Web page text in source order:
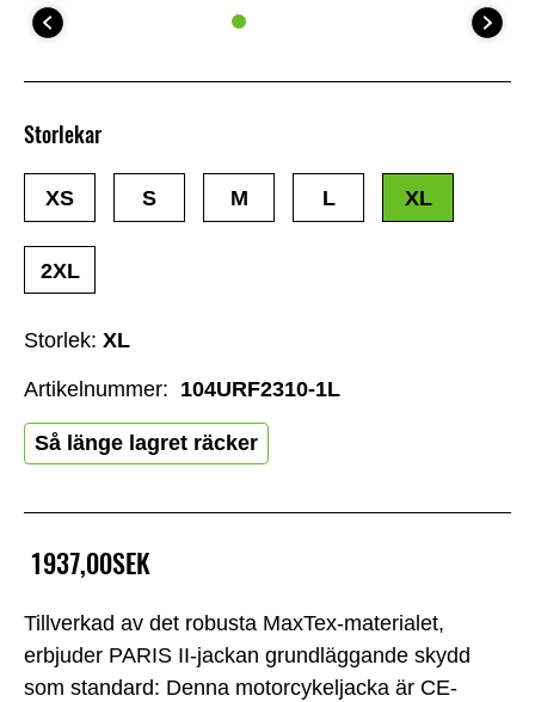
Tillverkad av det robusta MaxTex-materialet,
erbjuder PARIS II-jackan grundläggande skydd
som standard: Denna motorcykeljacka är CE-
1937,00SEK
Storlek: XL
Så länge lagret räcker
Storlekar
XS S M L XL
2XL
Artikelnummer: 104URF2310-1L